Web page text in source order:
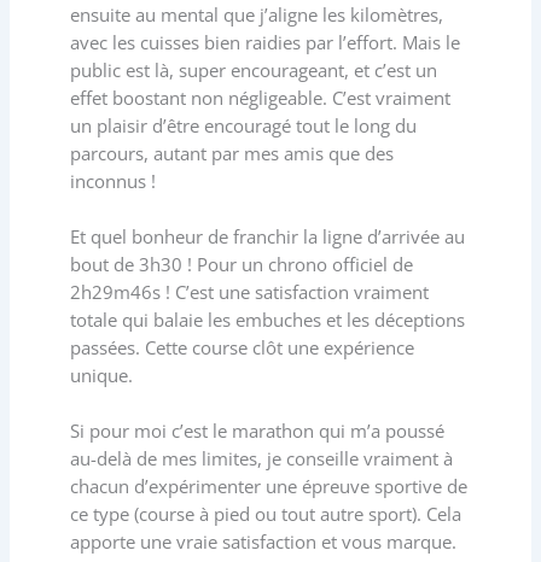
ensuite au mental que j’aligne les kilomètres,
avec les cuisses bien raidies par l’effort. Mais le
public est là, super encourageant, et c’est un
effet boostant non négligeable. C’est vraiment
un plaisir d’être encouragé tout le long du
parcours, autant par mes amis que des
inconnus !
Et quel bonheur de franchir la ligne d’arrivée au
bout de 3h30 ! Pour un chrono officiel de
2h29m46s ! C’est une satisfaction vraiment
totale qui balaie les embuches et les déceptions
passées. Cette course clôt une expérience
unique.
Si pour moi c’est le marathon qui m’a poussé
au-delà de mes limites, je conseille vraiment à
chacun d’expérimenter une épreuve sportive de
ce type (course à pied ou tout autre sport). Cela
apporte une vraie satisfaction et vous marque.